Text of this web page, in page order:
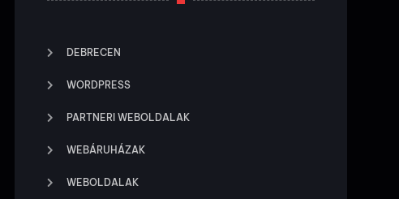
DEBRECEN
WORDPRESS
PARTNERI WEBOLDALAK
WEBÁRUHÁZAK
WEBOLDALAK